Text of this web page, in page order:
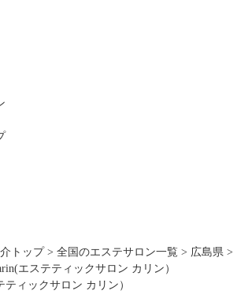
トップ > 全国のエステサロン一覧 > 広島県 >
エステティックサロン カリン）
ティックサロン カリン）